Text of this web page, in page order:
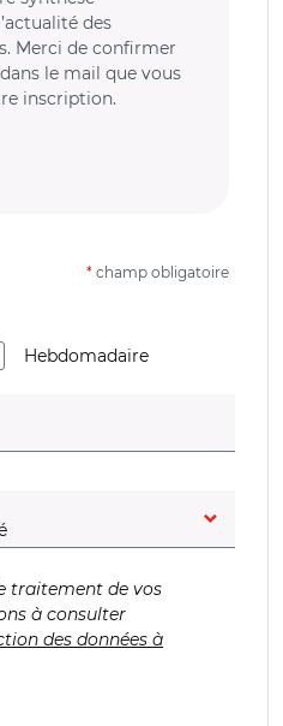
des
Merci de confirmer
le mail que vous
inscription.
* champ obligatoire
Hebdomadaire
obligatoire)
traitement de vos
à consulter
des données à